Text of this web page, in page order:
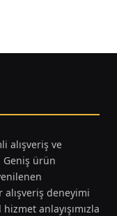
alışveriş ve
ürün
deneyimi
anlayışımızla